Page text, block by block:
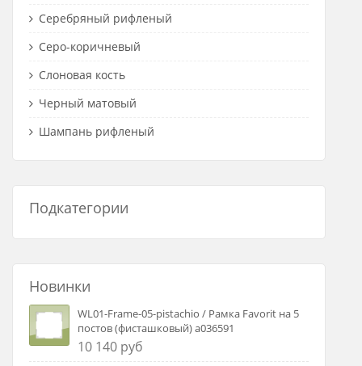
Серебряный рифленый
Серо-коричневый
Слоновая кость
Черный матовый
Шампань рифленый
Подкатегории
Новинки
WL01-Frame-05-pistachio / Рамка Favorit на 5
постов (фисташковый) a036591
10 140 руб